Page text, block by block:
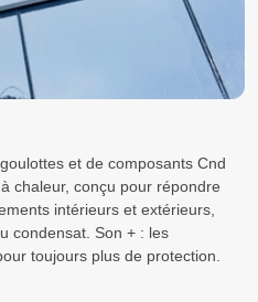
et de composants Cnd
chaleur, conçu pour répondre
intérieurs et extérieurs,
condensat. Son + : les
toujours plus de protection.